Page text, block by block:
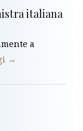
italiana
a
→